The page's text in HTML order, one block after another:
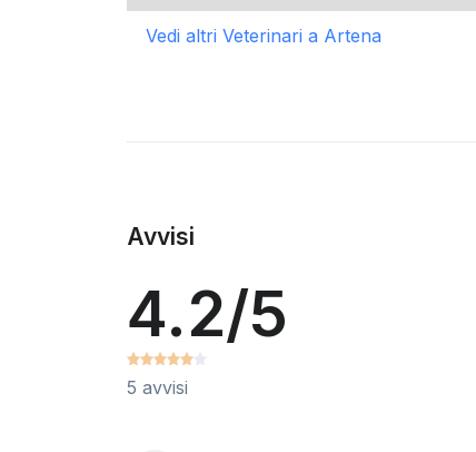
Vedi altri Veterinari a Artena
Avvisi
4.2/5
5 avvisi